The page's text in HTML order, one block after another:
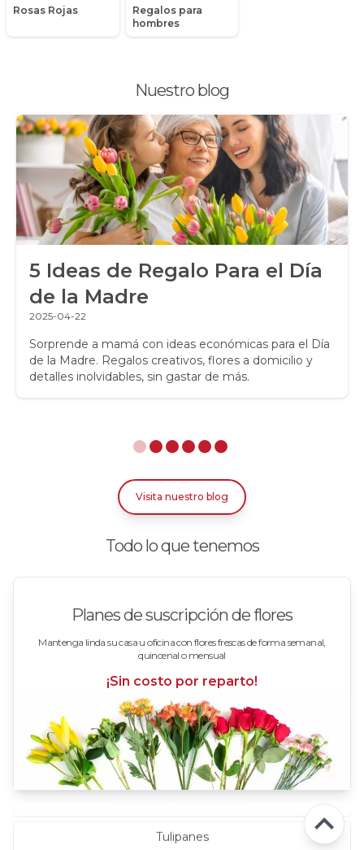
Rosas Rojas
Regalos para
hombres
Nuestro blog
5 Ideas de Regalo Para el Día
de la Madre
2025-04-22
Sorprende a mamá con ideas económicas para el Día
de la Madre. Regalos creativos, flores a domicilio y
detalles inolvidables, sin gastar de más.
Visita nuestro blog
Todo lo que tenemos
Planes de suscripción de flores
Mantenga linda su casa u oficina con flores frescas de forma semanal,
quincenal o mensual
¡Sin costo por reparto!
Peonias
Promociones y Ofertas
Ramos de Flores
Ramos de Novia
Ramos de Rosas
Regalos a Domicilio
Regalos para Hombres
Regalos para niños
Rosas
Rosas Amarillas
Rosas Azules
Rosas Bicolor Blancas-Rojas
Rosas Blancas
Rosas Damasco
Rosas en floreros
Rosas Fucsia
Rosas Rojas
Rosas Rosadas
Tulipanes